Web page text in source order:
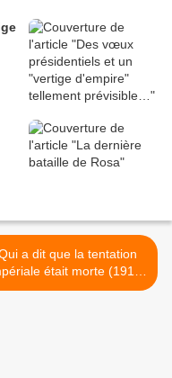
a dit que la tentation
était morte (1911-
2018 ) ? >